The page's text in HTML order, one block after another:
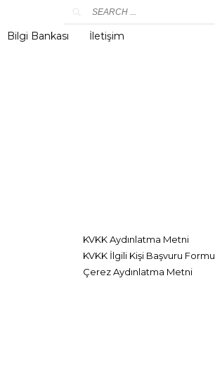
Bilgi Bankası İletişim
KVKK Aydınlatma Metni
KVKK İlgili Kişi Başvuru Formu
Çerez Aydınlatma Metni